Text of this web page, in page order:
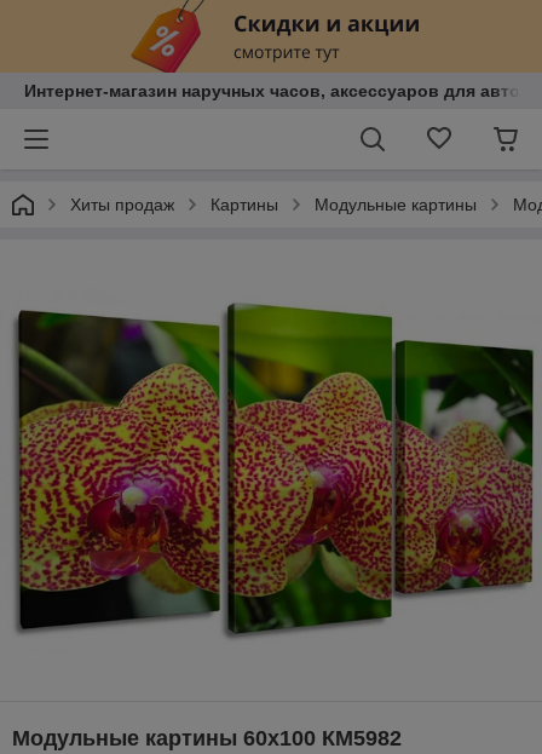
Интернет-магазин наручных часов, аксессуаров для авто,
Хиты продаж Картины Модульные картины
Модульные картины 60x100 КМ5982